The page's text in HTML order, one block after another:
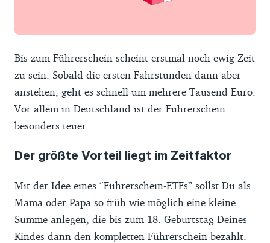
Bis zum Führerschein scheint erstmal noch ewig Zeit
zu sein. Sobald die ersten Fahrstunden dann aber
anstehen, geht es schnell um mehrere Tausend Euro.
Vor allem in Deutschland ist der Führerschein
besonders teuer.
Der größte Vorteil liegt im Zeitfaktor
Mit der Idee eines “Führerschein-ETFs” sollst Du als
Mama oder Papa so früh wie möglich eine kleine
Summe anlegen, die bis zum 18. Geburtstag Deines
Kindes dann den kompletten Führerschein bezahlt.